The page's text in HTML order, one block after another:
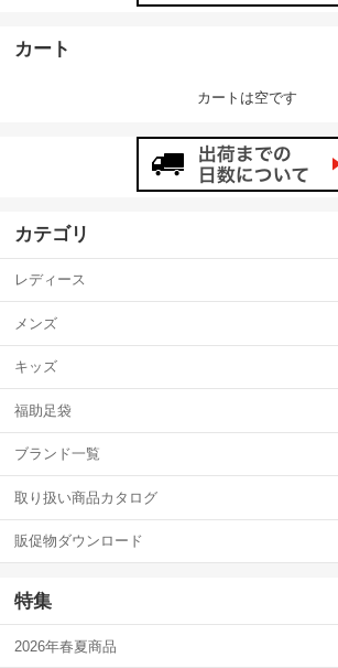
カート
カートは空です
カテゴリ
レディース
メンズ
キッズ
福助足袋
ブランド一覧
取り扱い商品カタログ
販促物ダウンロード
特集
2026年春夏商品